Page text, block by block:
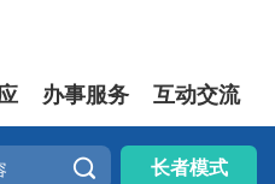
办事服务 互动交流
 长者模式